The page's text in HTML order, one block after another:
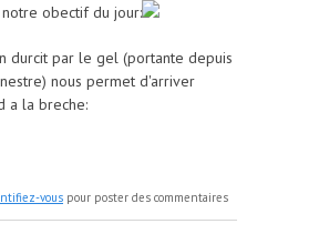
obectif du jour:
durcit par le gel (portante depuis
nous permet d'arriver
a la breche:
Mercantour: on ferme !
vous pour poster des commentaires